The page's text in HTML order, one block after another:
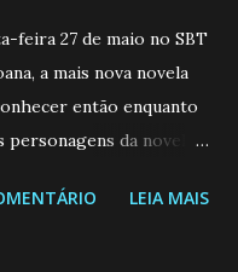
feira 27 de maio no SBT
a mais nova novela
então enquanto
personagens da novela?
(CamilaLEIA MAIS